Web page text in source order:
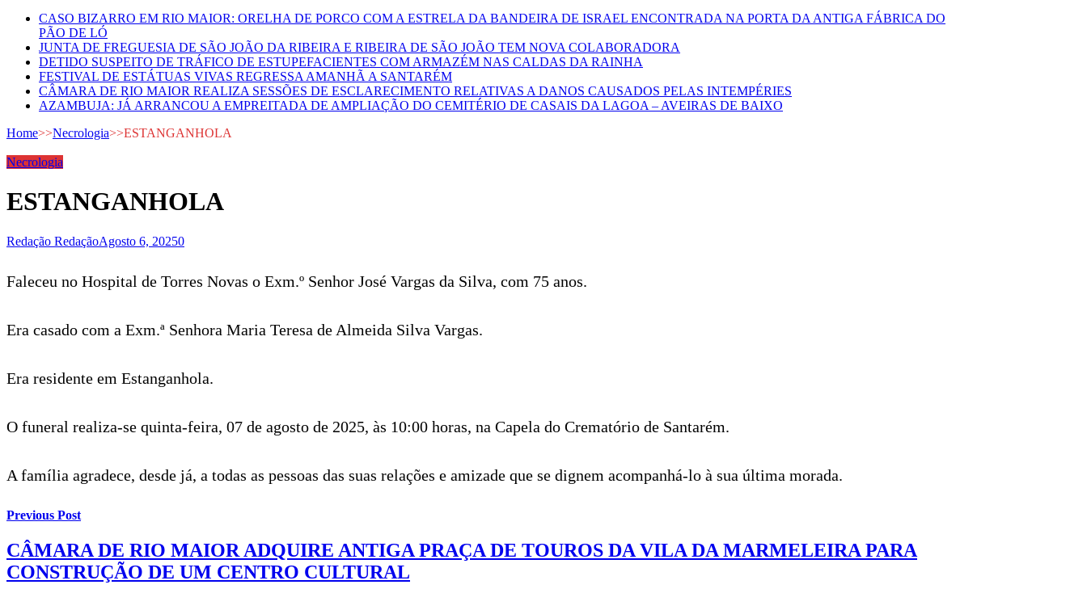
CASO BIZARRO EM RIO MAIOR: ORELHA DE PORCO COM A ESTRELA DA BANDEIRA DE ISRAEL ENCONTRADA NA PORTA DA ANTIGA FÁBRICA DO
PÃO DE LÓ
JUNTA DE FREGUESIA DE SÃO JOÃO DA RIBEIRA E RIBEIRA DE SÃO JOÃO TEM NOVA COLABORADORA
DETIDO SUSPEITO DE TRÁFICO DE ESTUPEFACIENTES COM ARMAZÉM NAS CALDAS DA RAINHA
FESTIVAL DE ESTÁTUAS VIVAS REGRESSA AMANHÃ A SANTARÉM
CÂMARA DE RIO MAIOR REALIZA SESSÕES DE ESCLARECIMENTO RELATIVAS A DANOS CAUSADOS PELAS INTEMPÉRIES
AZAMBUJA: JÁ ARRANCOU A EMPREITADA DE AMPLIAÇÃO DO CEMITÉRIO DE CASAIS DA LAGOA – AVEIRAS DE BAIXO
Home>>Necrologia>>ESTANGANHOLA
Necrologia
ESTANGANHOLA
Redação RedaçãoAgosto 6, 20250
Faleceu no Hospital de Torres Novas o Exm.º Senhor José Vargas da Silva, com 75 anos.
Era casado com a Exm.ª Senhora Maria Teresa de Almeida Silva Vargas.
Era residente em Estanganhola.
O funeral realiza-se quinta-feira, 07 de agosto de 2025, às 10:00 horas, na Capela do Crematório de Santarém.
A família agradece, desde já, a todas as pessoas das suas relações e amizade que se dignem acompanhá-lo à sua última morada.
Previous Post
CÂMARA DE RIO MAIOR ADQUIRE ANTIGA PRAÇA DE TOUROS DA VILA DA MARMELEIRA PARA
CONSTRUÇÃO DE UM CENTRO CULTURAL